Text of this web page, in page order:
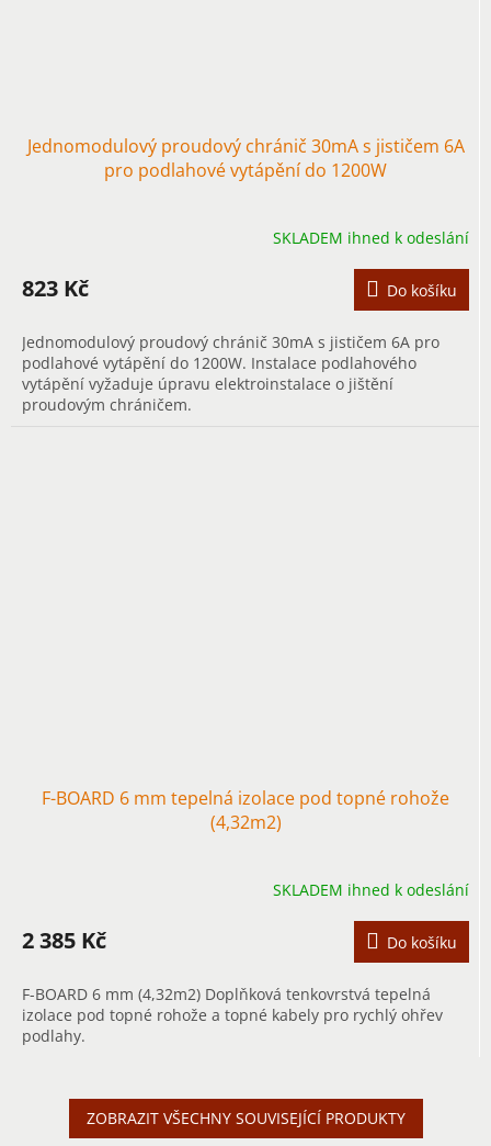
Jednomodulový proudový chránič 30mA s jističem 6A
pro podlahové vytápění do 1200W
SKLADEM ihned k odeslání
823 Kč Do košíku
Jednomodulový proudový chránič 30mA s jističem 6A pro
podlahové vytápění do 1200W. Instalace podlahového
vytápění vyžaduje úpravu elektroinstalace o jištění
proudovým chráničem.
F-BOARD 6 mm tepelná izolace pod topné rohože
(4,32m2)
SKLADEM ihned k odeslání
2 385 Kč Do košíku
F-BOARD 6 mm (4,32m2) Doplňková tenkovrstvá tepelná
izolace pod topné rohože a topné kabely pro rychlý ohřev
podlahy.
ZOBRAZIT VŠECHNY SOUVISEJÍCÍ PRODUKTY